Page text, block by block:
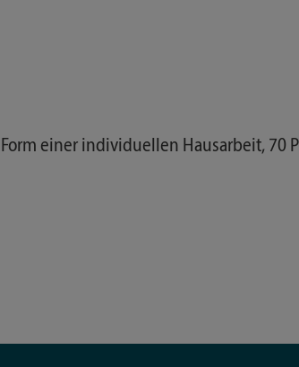
einer individuellen Hausarbeit, 70